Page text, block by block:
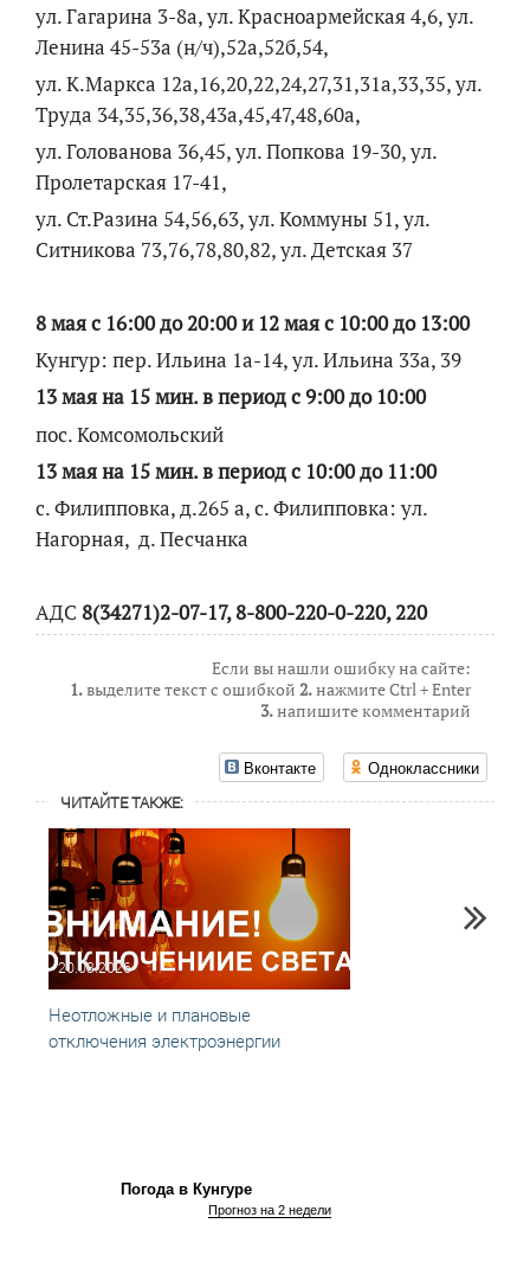
ул. Гагарина 3-8а, ул. Красноармейская 4,6, ул.
Ленина 45-53а (н/ч),52а,52б,54,
ул. К.Маркса 12а,16,20,22,24,27,31,31а,33,35, ул.
Труда 34,35,36,38,43а,45,47,48,60а,
ул. Голованова 36,45, ул. Попкова 19-30, ул.
Пролетарская 17-41,
ул. Ст.Разина 54,56,63, ул. Коммуны 51, ул.
Ситникова 73,76,78,80,82, ул. Детская 37
8 мая с 16:00 до 20:00 и 12 мая с 10:00 до 13:00
Кунгур: пер. Ильина 1а-14, ул. Ильина 33а, 39
13 мая на 15 мин. в период с 9:00 до 10:00
пос. Комсомольский
13 мая на 15 мин. в период с 10:00 до 11:00
с. Филипповка, д.265 а, с. Филипповка: ул.
Нагорная, д. Песчанка
АДС 8(34271)2-07-17, 8-800-220-0-220, 220
Если вы нашли ошибку на сайте:
1.выделите текст с ошибкой 2.нажмите Ctrl + Enter
3.напишите комментарий
Вконтакте Одноклассники
ЧИТАЙТЕ ТАКЖЕ:
20.03.2026
Неотложные и плановые
отключения электроэнергии
Погода в Кунгуре
Прогноз на 2 недели